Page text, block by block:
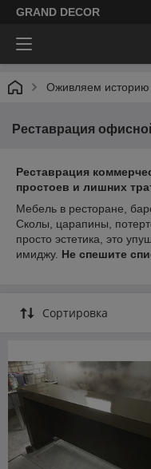
GRAND DECOR
Оживляем
Реставрация
Реставрация
простоев и лишних
Мебель в ресторане,
Сколы, царапины,
просто эстетика, это
имиджу. Не спешите
Сортировка